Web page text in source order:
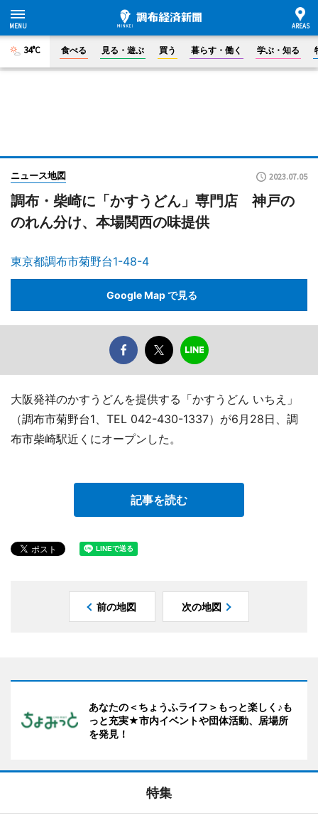
34°C 食べる 見る・遊ぶ 買う 暮らす・働く 学ぶ・知る
ニュース地図 2023.07.05
調布・柴崎に「かすうどん」専門店 神戸の
のれん分け、本場関西の味提供
東京都調布市菊野台1-48-4
Google Map で見る
大阪発祥のかすうどんを提供する「かすうどん いちえ」
（調布市菊野台1、TEL 042-430-1337）が6月28日、調
布市柴崎駅近くにオープンした。
記事を読む
前の地図 次の地図
あなたの＜ちょうふライフ＞もっと楽しく♪も
っと充実★市内イベントや団体活動、居場所
を発見！
特集